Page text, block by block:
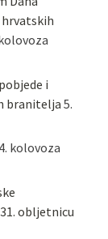
hrvatskih
i
branitelja 5.
4. kolovoza
obljetnicu